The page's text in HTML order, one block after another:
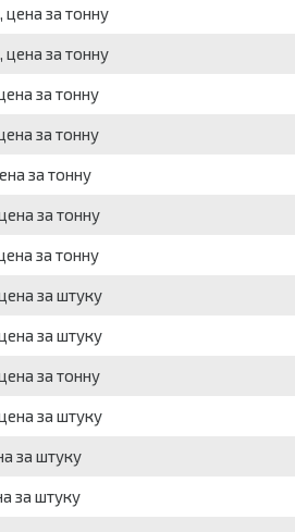
за тонну
за тонну
за тонну
за тонну
за тонну
за тонну
за тонну
за штуку
за штуку
за тонну
за штуку
за штуку
за штуку